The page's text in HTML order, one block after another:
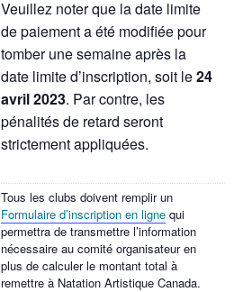
Veuillez noter que la date limite
de paiement a été modifiée pour
tomber une semaine après la
date limite d’inscription, soit le24
avril 2023. Par contre, les
pénalités de retard seront
strictement appliquées.
Tous les clubs doivent remplir un
Formulaire d’inscription en ligne qui
permettra de transmettre l’information
nécessaire au comité organisateur en
plus de calculer le montant total à
remettre à Natation Artistique Canada.